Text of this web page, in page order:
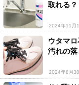
取れる？
2024年11月
ウタマ
汚れの落
2024年8月